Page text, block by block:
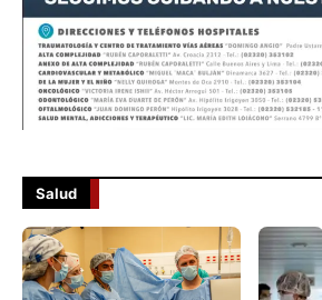
Salud